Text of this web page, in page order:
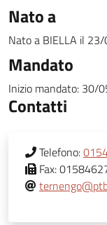
Nato a
Nato a BIELLA il
Mandato
Inizio mandato: 30/
Contatti
Telefono:
Fax: